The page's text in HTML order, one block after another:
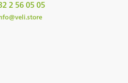
2 56 05 05